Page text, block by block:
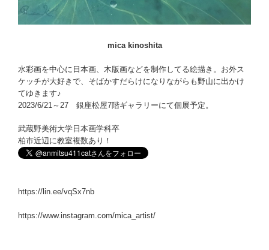
mica kinoshita
水彩画を中心に日本画、木版画などを制作してる絵描き。お外ス
ケッチが大好きで、そばかすだらけになりながらも野山に出かけ
てゆきます♪
2023/6/21～27 銀座松屋7階ギャラリーにて個展予定。
武蔵野美術大学日本画学科卒
柏市近辺に教室複数あり！
https://lin.ee/vqSx7nb
https://www.instagram.com/mica_artist/